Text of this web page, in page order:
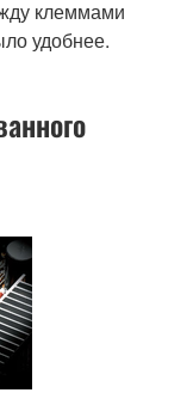
клеммами
удобнее.